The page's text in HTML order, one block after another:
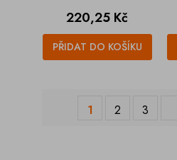
Cena
220,25 Kč
PŘIDAT DO KOŠÍKU
1 2 3